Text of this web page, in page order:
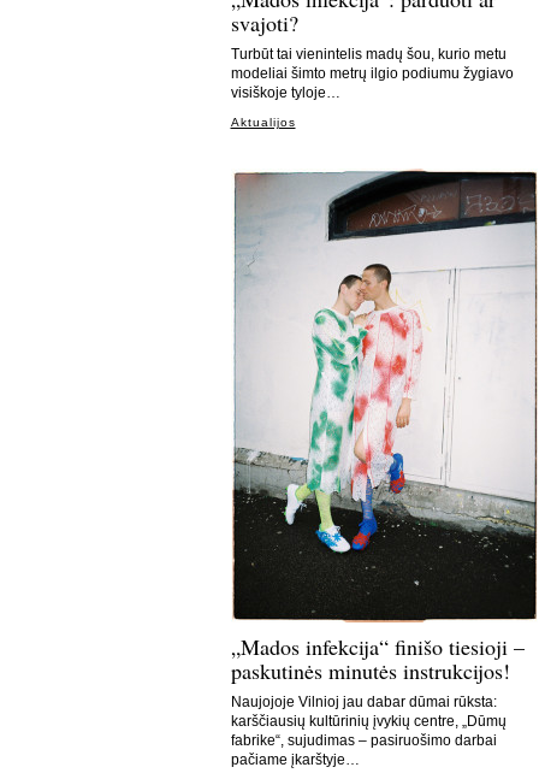
svajoti?
Turbūt tai vienintelis madų šou, kurio metu
modeliai šimto metrų ilgio podiumu žygiavo
visiškoje tyloje…
Aktualijos
„Mados infekcija“ finišo tiesioji –
paskutinės minutės instrukcijos!
Naujojoje Vilnioj jau dabar dūmai rūksta:
karščiausių kultūrinių įvykių centre, „Dūmų
fabrike“, sujudimas – pasiruošimo darbai
pačiame įkarštyje…